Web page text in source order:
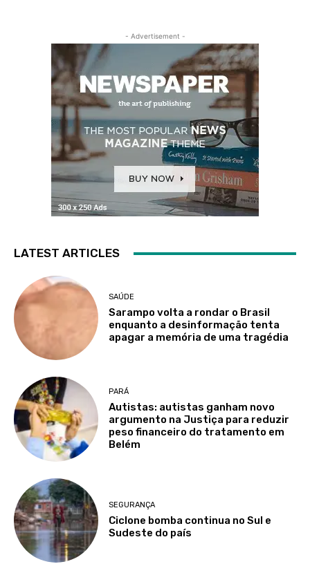
- Advertisement -
LATEST ARTICLES
SAÚDE
Sarampo volta a rondar o Brasil
enquanto a desinformação tenta
apagar a memória de uma tragédia
PARÁ
Autistas: autistas ganham novo
argumento na Justiça para reduzir
peso financeiro do tratamento em
Belém
SEGURANÇA
Ciclone bomba continua no Sul e
Sudeste do país